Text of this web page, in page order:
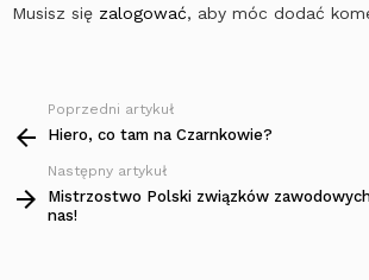
Musisz się zalogować, aby móc dodać
Zobacz
więcej
Poprzedni artykuł
Hiero, co tam na Czarnkowie?
Następny artykuł
Mistrzostwo Polski związków
nas!